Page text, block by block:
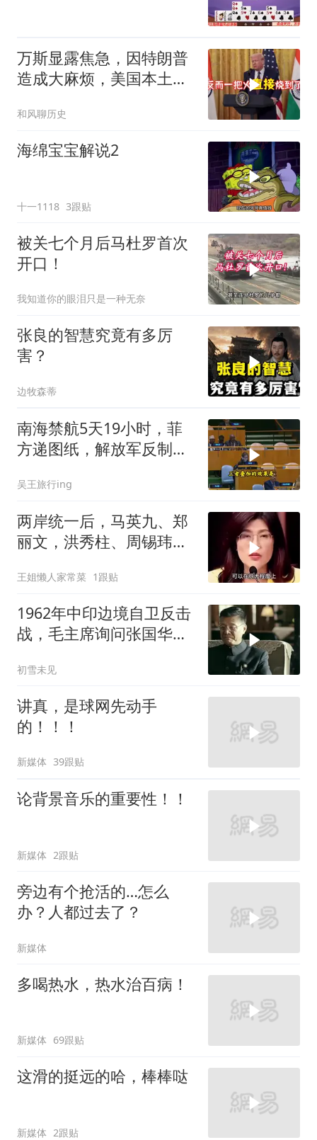
万斯显露焦急，因特朗普
造成大麻烦，美国本土有
和风聊历史
海绵宝宝解说2
十一1118 3跟贴
被关七个月后马杜罗首次
开口！
我知道你的眼泪只是一种无奈
张良的智慧究竟有多厉
害？
边牧森蒂
南海禁航5天19小时，菲
方递图纸，解放军反制组
吴王旅行ing
两岸统一后，马英九、郑
丽文，洪秀柱、周锡玮谁
王姐懒人家常菜 1跟贴
1962年中印边境自卫反击
战，毛主席询问张国华能
初雪未见
讲真，是球网先动手
的！！！
新媒体 39跟贴
论背景音乐的重要性！！
新媒体 2跟贴
旁边有个抢活的…怎么
办？人都过去了？
新媒体
多喝热水，热水治百病！
新媒体 69跟贴
这滑的挺远的哈，棒棒哒
新媒体 2跟贴